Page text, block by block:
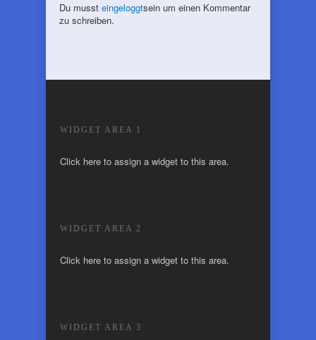
Du musst eingeloggtsein um einen Kommentar
zu schreiben.
WIDGET AREA 1
Click here to assign a widget to this area.
WIDGET AREA 2
Click here to assign a widget to this area.
WIDGET AREA 3